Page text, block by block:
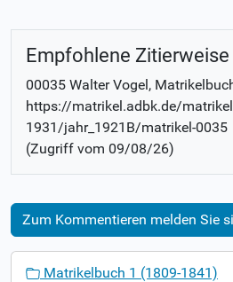
Empfohlene Zitierweise
00035 Walter Vogel,
https://matrikel.adbk.de/
1931/jahr_1921B/matrikel-0035
(Zugriff vom 09/08/26)
Zum Kommentieren melden Sie
Matrikelbuch 1 (1809-1841)